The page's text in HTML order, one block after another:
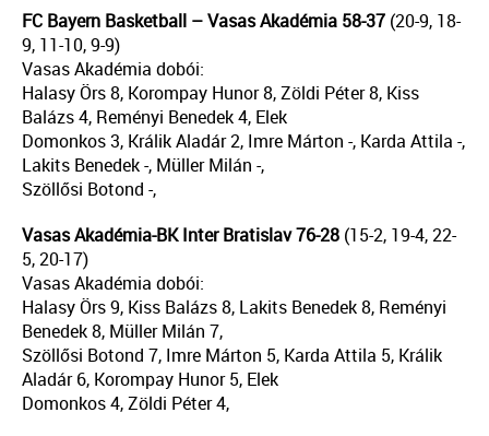
FC Bayern Basketball – Vasas Akadémia 58-37 (20-9, 18-
9, 11-10, 9-9)
Vasas Akadémia dobói:
Halasy Örs 8, Korompay Hunor 8, Zöldi Péter 8, Kiss
Balázs 4, Reményi Benedek 4, Elek
Domonkos 3, Králik Aladár 2, Imre Márton -, Karda Attila -,
Lakits Benedek -, Müller Milán -,
Szöllősi Botond -,
Vasas Akadémia-BK Inter Bratislav 76-28 (15-2, 19-4, 22-
5, 20-17)
Vasas Akadémia dobói:
Halasy Örs 9, Kiss Balázs 8, Lakits Benedek 8, Reményi
Benedek 8, Müller Milán 7,
Szöllősi Botond 7, Imre Márton 5, Karda Attila 5, Králik
Aladár 6, Korompay Hunor 5, Elek
Domonkos 4, Zöldi Péter 4,